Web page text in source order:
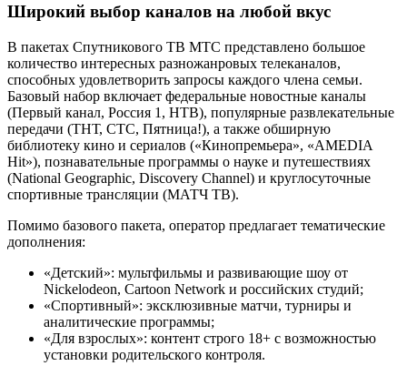
Широкий выбор каналов на любой вкус
В пакетах Спутникового ТВ МТС представлено большое
количество интересных разножанровых телеканалов,
способных удовлетворить запросы каждого члена семьи.
Базовый набор включает федеральные новостные каналы
(Первый канал, Россия 1, НТВ), популярные развлекательные
передачи (ТНТ, СТС, Пятница!), а также обширную
библиотеку кино и сериалов («Кинопремьера», «AMEDIA
Hit»), познавательные программы о науке и путешествиях
(National Geographic, Discovery Channel) и круглосуточные
спортивные трансляции (МАТЧ ТВ).
Помимо базового пакета, оператор предлагает тематические
дополнения:
«Детский»: мультфильмы и развивающие шоу от
Nickelodeon, Cartoon Network и российских студий;
«Спортивный»: эксклюзивные матчи, турниры и
аналитические программы;
«Для взрослых»: контент строго 18+ с возможностью
установки родительского контроля.